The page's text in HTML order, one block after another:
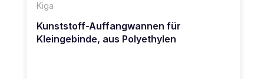
Kiga
Kunststoff-Auffangwannen für
Kleingebinde, aus Polyethylen